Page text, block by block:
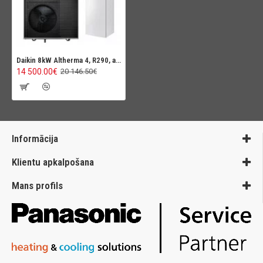
Daikin 8kW Altherma 4, R290, ar integrētu karstā ūdens tvertni 230L
14 500.00€ 20 146.50€
Informācija
Klientu apkalpošana
Mans profils